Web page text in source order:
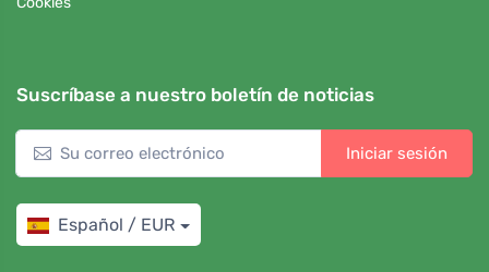
Suscríbase a nuestro boletín de noticias
Iniciar sesión
Español / EUR